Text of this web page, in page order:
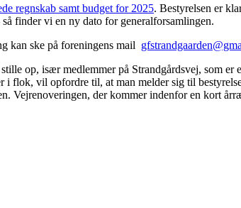
regnskab samt budget for 2025. Bestyrelsen er
finder vi en ny dato for generalforsamlingen.
kan ske på foreningens mail
op, især medlemmer på Strandgårdsvej, som
flok, vil opfordre til, at man melder sig til
Vejrenoveringen, der kommer indenfor en kort